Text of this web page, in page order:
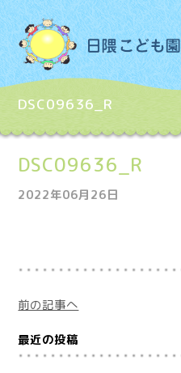
DSC09636_R
DSC09636_R
2022年06月26日
前の記事へ
最近の投稿